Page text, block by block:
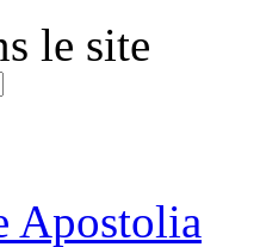
le site
Apostolia